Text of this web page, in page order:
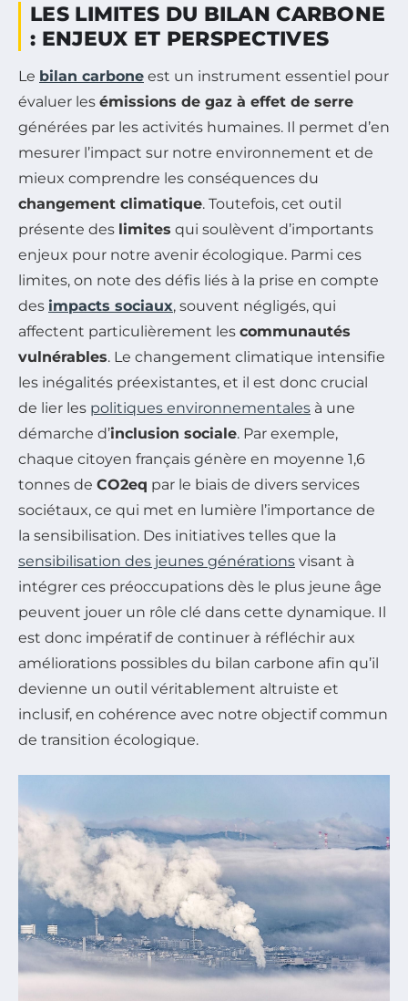
LES LIMITES DU BILAN CARBONE
: ENJEUX ET PERSPECTIVES
Le bilan carbone est un instrument essentiel pour
évaluer les émissions de gaz à effet de serre
générées par les activités humaines. Il permet d’en
mesurer l’impact sur notre environnement et de
mieux comprendre les conséquences du
changement climatique. Toutefois, cet outil
présente des limites qui soulèvent d’importants
enjeux pour notre avenir écologique. Parmi ces
limites, on note des défis liés à la prise en compte
des impacts sociaux, souvent négligés, qui
affectent particulièrement les communautés
vulnérables. Le changement climatique intensifie
les inégalités préexistantes, et il est donc crucial
de lier les politiques environnementales à une
démarche d’inclusion sociale. Par exemple,
chaque citoyen français génère en moyenne 1,6
tonnes de CO2eq par le biais de divers services
sociétaux, ce qui met en lumière l’importance de
la sensibilisation. Des initiatives telles que la
sensibilisation des jeunes générations visant à
intégrer ces préoccupations dès le plus jeune âge
peuvent jouer un rôle clé dans cette dynamique. Il
est donc impératif de continuer à réfléchir aux
améliorations possibles du bilan carbone afin qu’il
devienne un outil véritablement altruiste et
inclusif, en cohérence avec notre objectif commun
de transition écologique.